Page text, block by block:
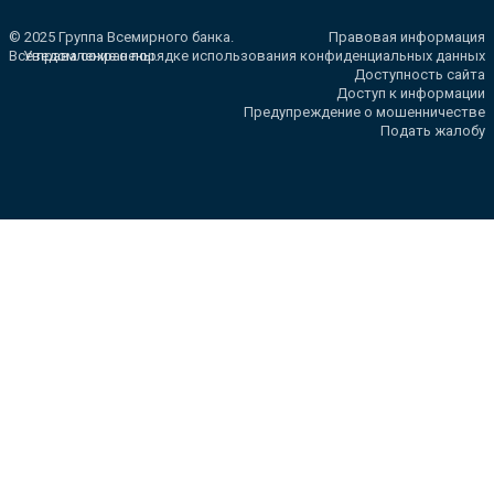
© 2025 Группа Всемирного банка.
Все права сохранены.
Правовая информация
Уведомление о порядке использования конфиденциальных данных
Доступность сайта
Доступ к информации
Предупреждение о мошенничестве
Подать жалобу